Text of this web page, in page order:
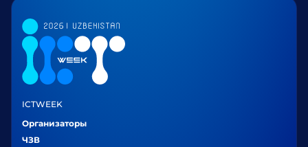
ICTWEEK
Организаторы
ЧЗВ